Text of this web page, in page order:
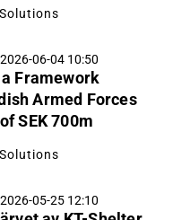
2026-06-04 10:50
Framework
Armed Forces
SEK 700m
2026-05-25 12:10